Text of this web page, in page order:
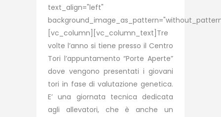
text_align="left"
[vc_column][vc_column_text]Tre
volte l’anno si tiene presso il Centro
Tori l’appuntamento “Porte Aperte”
dove vengono presentati i giovani
tori in fase di valutazione genetica.
E’ una giornata tecnica dedicata
agli allevatori, che è anche un